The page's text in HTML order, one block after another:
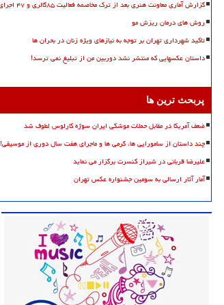
گزارش آماری معاونت هنری بعد از ترک مخاصمه فعالیت ۸۵گالری و ۴۷ اجرای موسیقی
روش های درمان ریزش مو
تاکید شهرداری تهران بر توجه به نیازهای ویژه زنان در بحران ها
داستان عکسهایی که منتشر نشد دوربین من از تبلیغ نمی ترسد!
پربحث ترین ها
ضعف آمریکا در مقابل حملات موشکی ایران سوژه کارلوس لطوف شد
چند داستان از سامورایی ها، گرمی ها و ماجرای هفت سال دوری از موسیقی!
علیرضا قربانی در شیراز کنسرت برگزار می نماید
آمار آثار ارسالی به سومین جشنواره عکس تهران